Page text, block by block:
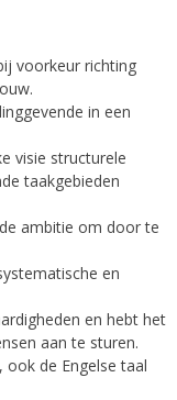
voorkeur richting
in een
visie structurele
taakgebieden
ambitie om door te
en
en hebt het
aan te sturen.
ook de Engelse taal